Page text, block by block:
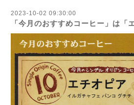
2023-10-02 09:30:00
「今月のおすすめコーヒー」は「